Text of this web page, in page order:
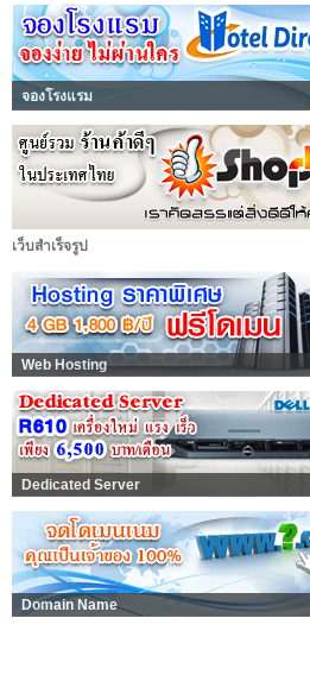
จองโรงแรม
เว็บสำเร็จรูป
Web Hosting
Dedicated Server
Domain Name